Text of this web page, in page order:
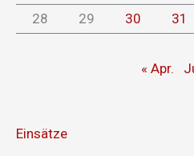
28
29 30 31
« Apr.
Einsätze